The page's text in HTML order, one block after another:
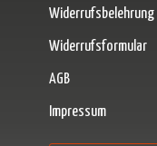
Widerrufsbelehrung
Widerrufsformular
AGB
Impressum